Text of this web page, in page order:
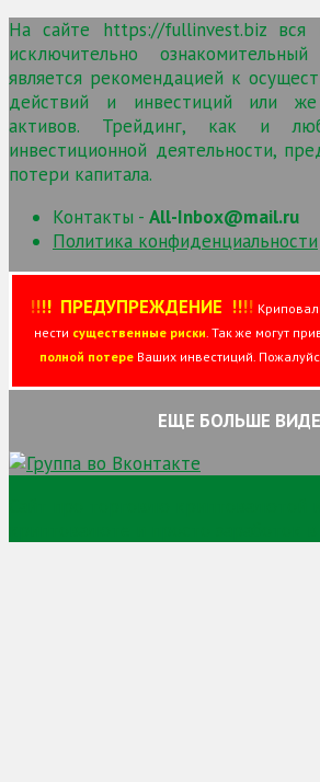
На сайте https://fullinvest.biz вся
исключительно
является рекомендацией к
действий и инвестиций или же
активов. Трейдинг, как и
инвестиционной деятельности,
потери капитала.
Контакты - All-Inbox@mail.ru
Политика конфиденциальности
!!!!ПРЕДУПРЕЖДЕНИЕ !!!!
нести существенные риски . Так же могут
полной потереВаших инвестиций.
ЕЩЕ БОЛЬШЕ